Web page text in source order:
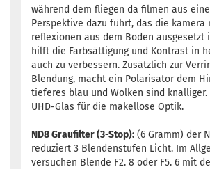
während dem fliegen da filmen aus
Perspektive dazu führt, das die kamera
reflexionen aus dem Boden ausgesetzt
hilft die Farbsättigung und Kontrast in
auch zu verbessern. Zusätzlich zur
Blendung, macht ein Polarisator dem
tieferes blau und Wolken sind knalliger.
UHD-Glas für die makellose Optik.
ND8 Graufilter (3-Stop): (6 Gramm) der
reduziert 3 Blendenstufen Licht. Im
versuchen Blende F2. 8 oder F5. 6 mit